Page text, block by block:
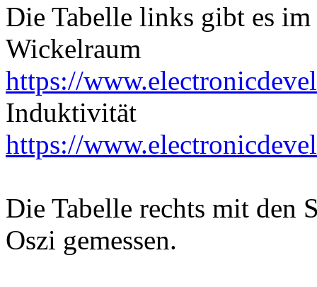
Die Tabelle links gibt es
Wickelraum
https://
Induktivität
https://
Die Tabelle rechts mit den
Oszi gemessen.